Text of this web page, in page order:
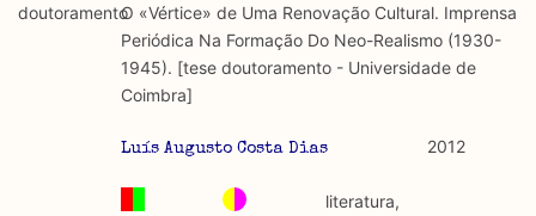
Combinação teórico-empírica
Os resultados obtidos podem ser exportados em formato
.csv para importação em programas de folha de cálculo
doutoramentoO «Vértice» de Uma Renovação Cultural. Imprensa
Periódica Na Formação Do Neo-Realismo (1930-
1945). [tese doutoramento - Universidade de
Coimbra]
Luís Augusto Costa Dias 2012
literatura,